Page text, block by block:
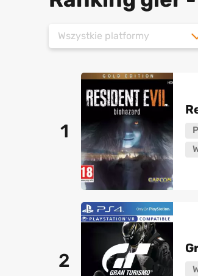
Wszystkie platformy
1
2